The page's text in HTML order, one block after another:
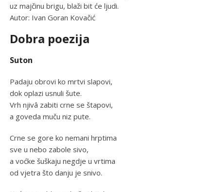
uz majčinu brigu, blaži bit će ljudi.
Autor: Ivan Goran Kovačić
Dobra poezija
Suton
Padaju obrovi ko mrtvi slapovi,
dok oplazi usnuli šute.
Vrh njivâ zabiti crne se štapovi,
a goveda muču niz pute.
Crne se gore ko nemani hrptima
sve u nebo zabole sivo,
a voćke šuškaju negdje u vrtima
od vjetra što danju je snivo.